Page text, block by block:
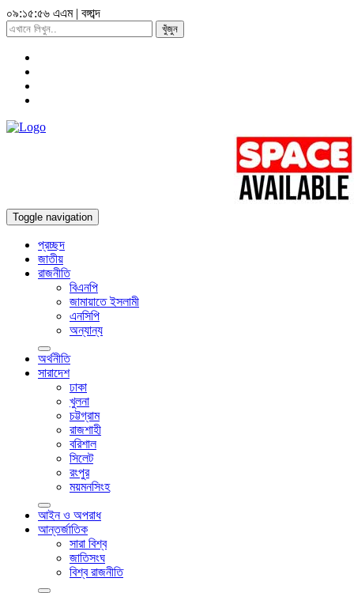
০৯:১৫:৫৭ এএম| বঙ্গাব্দ
খুঁজুন
Toggle navigation
প্রচ্ছদ
জাতীয়
রাজনীতি
বিএনপি
জামায়াতে ইসলামী
এনসিপি
অন্যান্য
অর্থনীতি
সারাদেশ
ঢাকা
খুলনা
চট্টগ্রাম
রাজশাহী
বরিশাল
সিলেট
রংপুর
ময়মনসিংহ
আইন ও অপরাধ
আন্তর্জাতিক
সারা বিশ্ব
জাতিসংঘ
বিশ্ব রাজনীতি